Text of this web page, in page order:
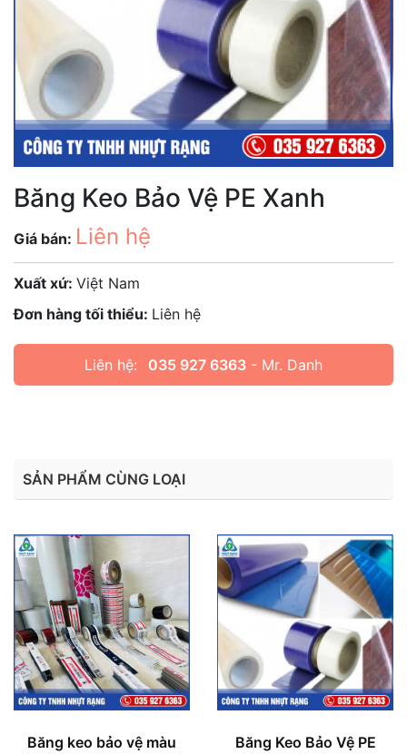
Băng Keo Bảo Vệ PE Xanh
Giá bán: Liên hệ
Xuất xứ: Việt Nam
Đơn hàng tối thiểu: Liên hệ
Liên hệ: 035 927 6363 - Mr. Danh
SẢN PHẨM CÙNG LOẠI
Băng keo bảo vệ màu
Băng Keo Bảo Vệ PE